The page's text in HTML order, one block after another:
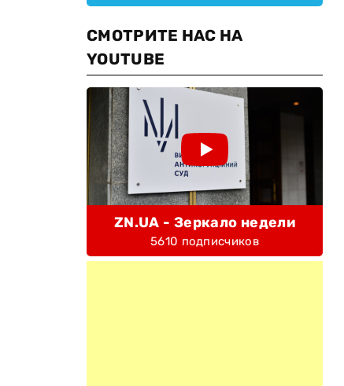
СМОТРИТЕ НАС НА
YOUTUBE
ZN.UA - Зеркало недели
5610 подписчиков